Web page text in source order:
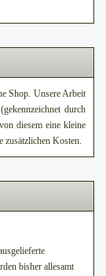
Shop. Unsere Arbeit
durch
diesem eine kleine
zusätzlichen Kosten.
bisher allesamt